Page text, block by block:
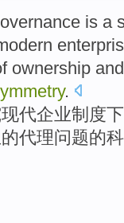
is a
ownership and
.
现代企业制度下
的代理问题的